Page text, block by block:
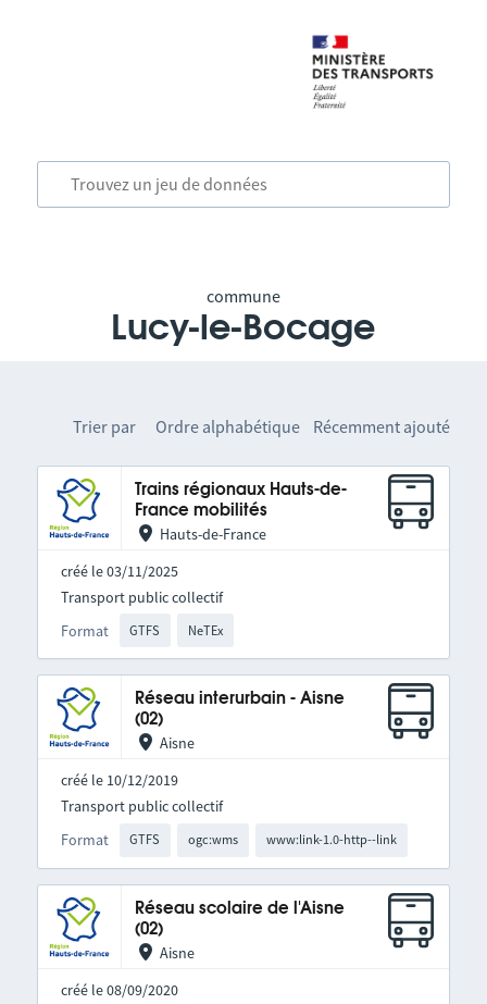
commune
Lucy-le-Bocage
Trier par Ordre alphabétique Récemment ajouté
Trains régionaux Hauts-de-
France mobilités
Hauts-de-France
créé le 03/11/2025
Format GTFS NeTEx
Transport public collectif
Réseau interurbain - Aisne
(02)
Aisne
créé le 10/12/2019
Format GTFS ogc:wms www:link-1.0-http--link
Transport public collectif
Réseau scolaire de l'Aisne
(02)
Aisne
créé le 08/09/2020